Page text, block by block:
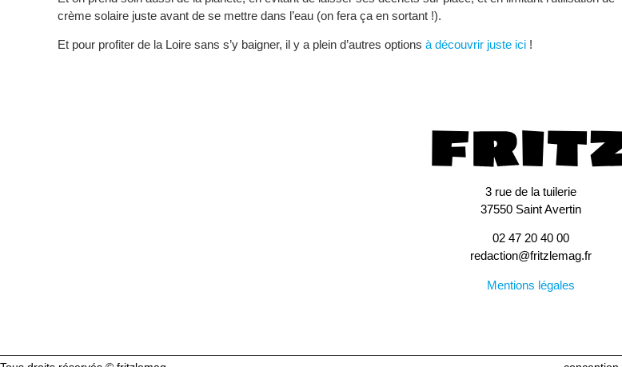
crème solaire juste avant de se mettre dans l’eau (on fera ça en sortant !).
Et pour profiter de la Loire sans s’y baigner, il y a plein d’autres options à découvrir juste ici !
3 rue de la tuilerie
37550 Saint Avertin
02 47 20 40 00
redaction@fritzlemag.fr
Mentions légales